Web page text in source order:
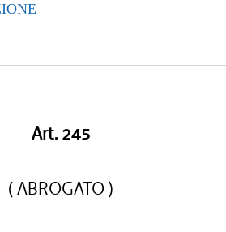
Art. 245
( ABROGATO )